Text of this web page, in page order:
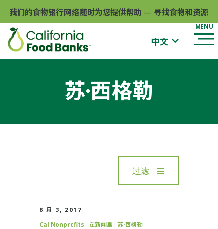
我们的食物银行网络随时为您提供帮助 — 寻找食物和资源
中文
苏·西格勒
过滤
8 月 3, 2017
Cal Nonprofits
在新闻里 苏·西格勒